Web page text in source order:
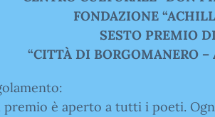
FONDAZIONE
SESTO PREMIO
“CITTÀ DI BORGOMANERO –
premio è aperto a tutti i poeti.